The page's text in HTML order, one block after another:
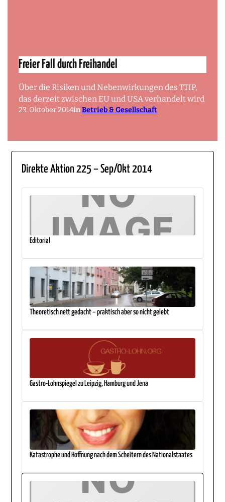
Freier Fall durch Freihandel
Über die Risiken und Nebenwirkungen des TTIP,
das derzeit zwischen EU und USA verhandelt wird
23. Oktober 2014inBetrieb & Gesellschaft
Direkte Aktion 225 – Sep/Okt 2014
Editorial
Theoretisch nett gedacht – praktisch aber so nicht gelebt
Gastro-Lohnspiegel zu Leipzig, Hamburg und Jena
Katastrophe und Hoffnung nach dem Scheitern des Nationalstaates